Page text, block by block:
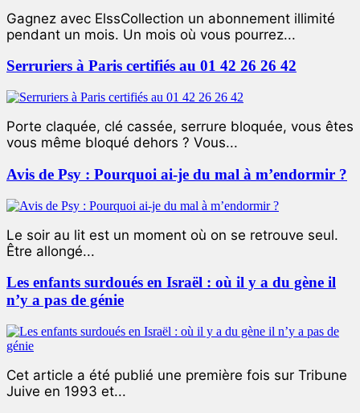
Gagnez avec ElssCollection un abonnement illimité
pendant un mois. Un mois où vous pourrez...
Serruriers à Paris certifiés au 01 42 26 26 42
Porte claquée, clé cassée, serrure bloquée, vous êtes
vous même bloqué dehors ? Vous...
Avis de Psy : Pourquoi ai-je du mal à m’endormir ?
Le soir au lit est un moment où on se retrouve seul.
Être allongé...
Les enfants surdoués en Israël : où il y a du gène il
n’y a pas de génie
Cet article a été publié une première fois sur Tribune
Juive en 1993 et...